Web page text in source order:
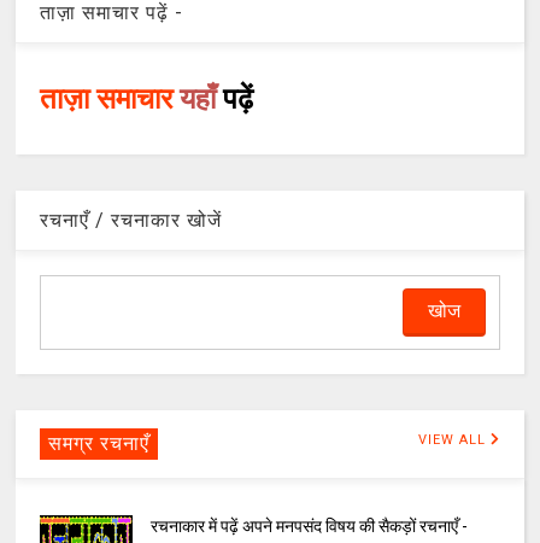
ताज़ा समाचार पढ़ें -
ताज़ा समाचारयहाँपढ़ें
रचनाएँ / रचनाकार खोजें
समग्र रचनाएँ VIEW ALL
रचनाकार में पढ़ें अपने मनपसंद विषय की सैकड़ों रचनाएँ -